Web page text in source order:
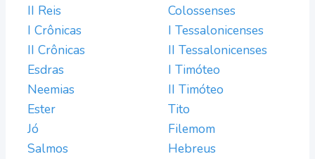
II Reis
I Crônicas
II Crônicas
Esdras
Neemias
Ester
Jó
Salmos
Colossenses
I Tessalonicenses
II Tessalonicenses
I Timóteo
II Timóteo
Tito
Filemom
Hebreus